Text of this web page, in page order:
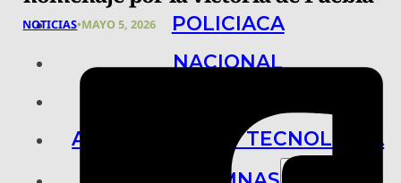
POLICIACA
NACIONAL
ARTE, CIENCIA Y TECNOLOGÍA
NOTICIAS•MAYO 5, 2026